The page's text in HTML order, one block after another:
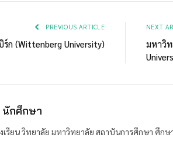
PREVIOUS ARTICLE
ก (Wittenberg University)
NEXT
มหาวิท
นักศึกษา
งเรียน วิทยาลัย มหาวิทยาลัย สถาบันการศึกษา ศึก